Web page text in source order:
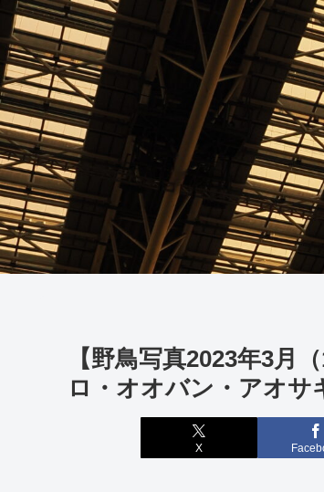
【野鳥写真2023年3月
ロ・オオバン・アオサ
X